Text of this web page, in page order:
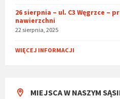
26 sierpnia – ul. C3 Węgrzce –
nawierzchni
22 sierpnia, 2025
WIĘCEJ INFORMACJI
MIEJSCA W NASZYM